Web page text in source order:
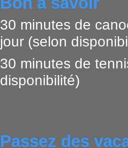
30 minutes de
jour (selon
30 minutes de
disponibilité)
Passez des